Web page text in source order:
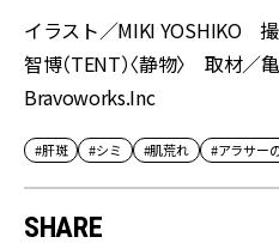
イラスト／MIKI YOSHIKO 撮
智博（TENT）〈静物〉 取材
Bravoworks.Inc
#肝斑 #シミ #肌荒れ #アラサー
SHARE